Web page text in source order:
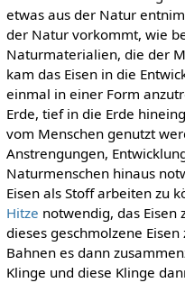
etwas aus der Natur
der Natur vorkommt, wie
Naturmaterialien, die der
kam das Eisen in die
einmal in einer Form
Erde, tief in die Erde
vom Menschen genutzt
Anstrengungen,
Naturmenschen hinaus
Eisen als Stoff arbeiten zu
Hitze notwendig, das Eisen
dieses geschmolzene
Bahnen es dann
Klinge und diese Klinge